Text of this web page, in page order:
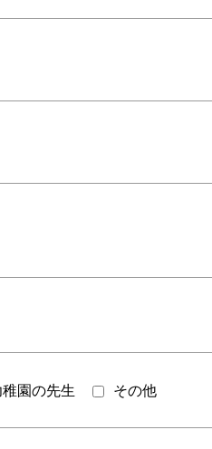
園の先生 その他